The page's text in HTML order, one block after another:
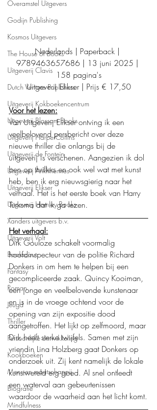
Overamstel Uitgevers
Godijn Publishing
Kosmos Uitgevers
The House of Books
Uitgeverij Clavis
Dutch Venture Publishers
Uitgeverij Kokboekencentrum
Uitgeverij Blossom Books
Uitgeverij HarperCollins
Uitgeverij de Fontein
Uitgeverij Ankhhermes
Uitgeverij Elikser
Uitgeverij Hamley Books
Xanders uitgevers b.v.
Uitgeverij Volt
Bookscout
Fantasy
Roman
Jeugd
Thriller
Persoonlijke ontwikkeling
Kookboeken
Mens en maatschappij
Biografie
Mindfulness
Nederlands | Paperback |
9789463657686 | 13 juni 2025 |
158 pagina's
Uitgeverij Elikser | Prijs € 17,50
Voor het lezen:
Van Uitgeverij Elikser ontving ik een
veelbelovend persbericht over deze
nieuwe thriller die onlangs bij de
uitgeverij is verschenen. Aangezien ik dol
ben op thrillers en ook wel wat met kunst
heb, ben ik erg nieuwsgierig naar het
verhaal. Het is het eerste boek van Harry
Turksma dat ik ga lezen.
Het verhaal:
Dirk Gouloze schakelt voormalig
hoofdinspecteur van de politie Richard
Donkers in om hem te helpen bij een
gecompliceerde zaak. Quincy Kooiman,
een jonge en veelbelovende kunstenaar
en is in de vroege ochtend voor de
opening van zijn expositie dood
aangetroffen. Het lijkt op zelfmoord, maar
Dirk heeft sterke twijfels. Samen met zijn
vriendin Lina Holzberg gaat Donkers op
onderzoek uit. Zij kent namelijk de lokale
kunstwereld erg goed. Al snel ontleedt
een waterval aan gebeurtenissen
waardoor de waarheid aan het licht komt.